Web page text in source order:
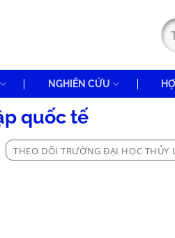
NGHIÊN CỨU
quốc tế
THEO DÕI TRƯỜNG ĐẠI HỌC THỦY